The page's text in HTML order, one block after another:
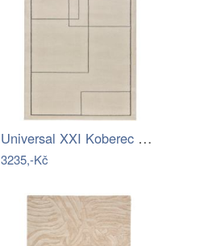
Universal XXI Koberec Los Angeles Lines…
3235,-Kč